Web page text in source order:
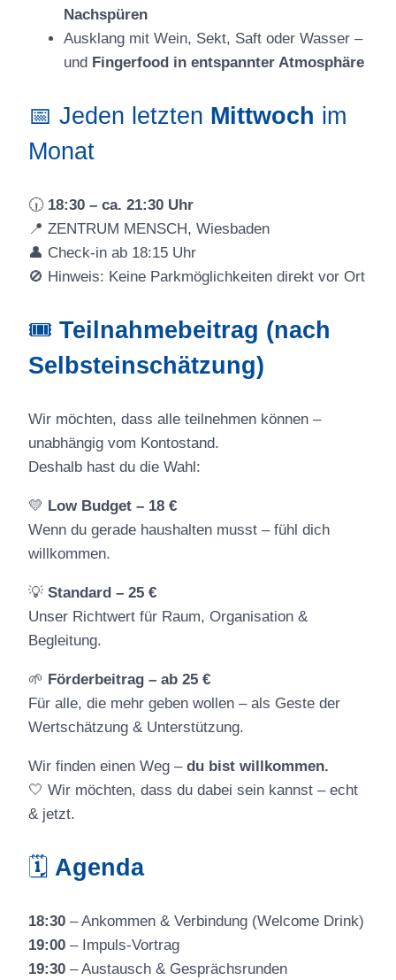
Nachspüren
Ausklang mit Wein, Sekt, Saft oder Wasser –
und Fingerfood in entspannter Atmosphäre
📅 Jeden letzten Mittwoch im
Monat
🕡 18:30 – ca. 21:30 Uhr
📍 ZENTRUM MENSCH, Wiesbaden
👤 Check-in ab 18:15 Uhr
🚫 Hinweis: Keine Parkmöglichkeiten direkt vor Ort
🎟 Teilnahmebeitrag (nach
Selbsteinschätzung)
Wir möchten, dass alle teilnehmen können –
unabhängig vom Kontostand.
Deshalb hast du die Wahl:
💛 Low Budget – 18 €
Wenn du gerade haushalten musst – fühl dich
willkommen.
💡 Standard – 25 €
Unser Richtwert für Raum, Organisation &
Begleitung.
🌱 Förderbeitrag – ab 25 €
Für alle, die mehr geben wollen – als Geste der
Wertschätzung & Unterstützung.
Wir finden einen Weg – du bist willkommen.
🤍 Wir möchten, dass du dabei sein kannst – echt
& jetzt.
🗓 Agenda
18:30 – Ankommen & Verbindung (Welcome Drink)
19:00 – Impuls-Vortrag
19:30 – Austausch & Gesprächsrunden